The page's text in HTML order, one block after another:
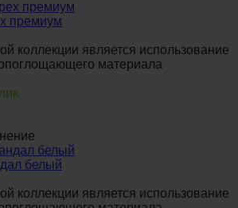
премиум
коллекции является использование
материала
белый
коллекции является использование